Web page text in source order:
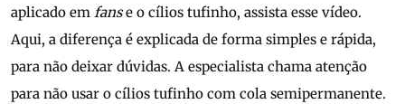
aplicado em fanse o cílios tufinho, assista esse vídeo.
Aqui, a diferença é explicada de forma simples e rápida,
para não deixar dúvidas. A especialista chama atenção
para não usar o cílios tufinho com cola semipermanente.